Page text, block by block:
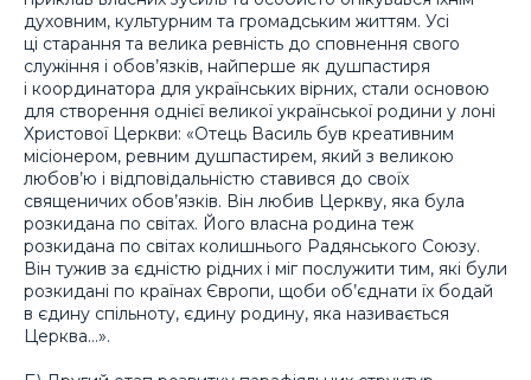
духовним, культурним та громадським життям. Усі
ці старання та велика ревність до сповнення свого
служіння і обов’язків, найперше як душпастиря
і координатора для українських вірних, стали основою
для створення однієї великої української родини у лоні
Христової Церкви: «Отець Василь був креативним
місіонером, ревним душпастирем, який з великою
любов’ю і відповідальністю ставився до своїх
священичих обов’язків. Він любив Церкву, яка була
розкидана по світах. Його власна родина теж
розкидана по світах колишнього Радянського Союзу.
Він тужив за єдністю рідних і міг послужити тим, які були
розкидані по країнах Європи, щоби об’єднати їх бодай
в єдину спільноту, єдину родину, яка називається
Церква…».